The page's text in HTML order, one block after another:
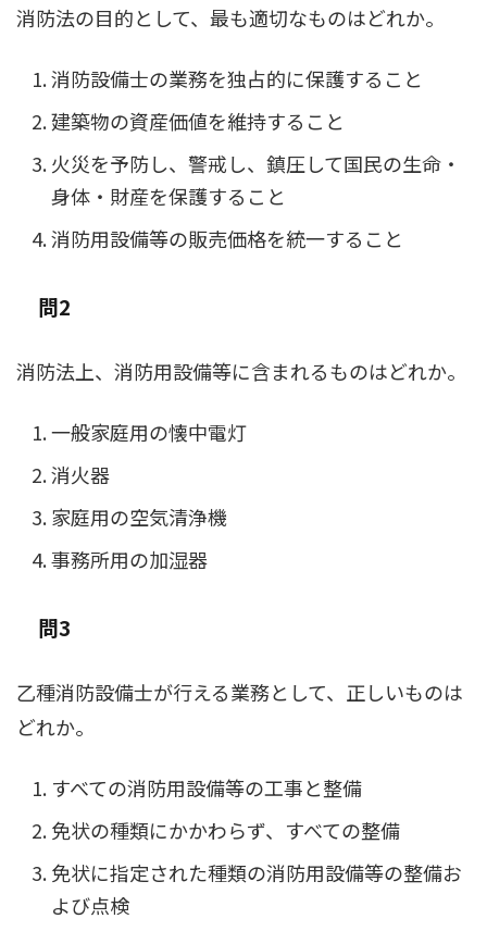
消防法の目的として、最も適切なものはどれか。
消防設備士の業務を独占的に保護すること
建築物の資産価値を維持すること
火災を予防し、警戒し、鎮圧して国民の生命・
身体・財産を保護すること
消防用設備等の販売価格を統一すること
問2
消防法上、消防用設備等に含まれるものはどれか。
一般家庭用の懐中電灯
消火器
家庭用の空気清浄機
事務所用の加湿器
問3
乙種消防設備士が行える業務として、正しいものは
どれか。
すべての消防用設備等の工事と整備
免状の種類にかかわらず、すべての整備
免状に指定された種類の消防用設備等の整備お
よび点検